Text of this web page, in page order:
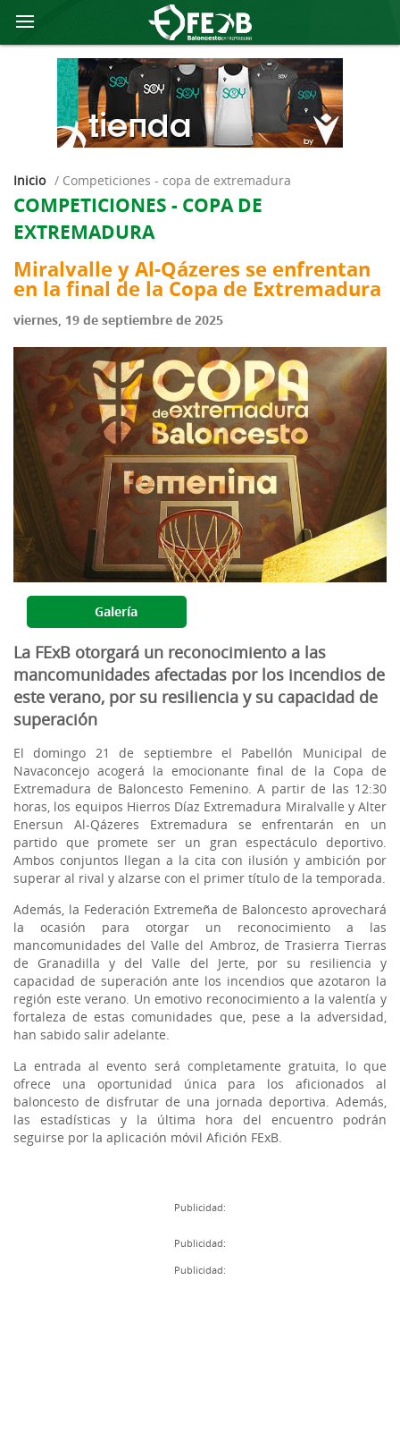
Inicio / competiciones - copa de extremadura
COMPETICIONES - COPA DE
EXTREMADURA
Miralvalle y Al-Qázeres se enfrentan
en la final de la Copa de Extremadura
viernes, 19 de septiembre de 2025
Galería
La FExB otorgará un reconocimiento a las
mancomunidades afectadas por los incendios de
este verano, por su resiliencia y su capacidad de
superación
El domingo 21 de septiembre el Pabellón Municipal de
Navaconcejo acogerá la emocionante final de la Copa de
Extremadura de Baloncesto Femenino. A partir de las 12:30
horas, los equipos Hierros Díaz Extremadura Miralvalle y Alter
Enersun Al-Qázeres Extremadura se enfrentarán en un
partido que promete ser un gran espectáculo deportivo.
Ambos conjuntos llegan a la cita con ilusión y ambición por
superar al rival y alzarse con el primer título de la temporada.
Además, la Federación Extremeña de Baloncesto aprovechará
la ocasión para otorgar un reconocimiento a las
mancomunidades del Valle del Ambroz, de Trasierra Tierras
de Granadilla y del Valle del Jerte, por su resiliencia y
capacidad de superación ante los incendios que azotaron la
región este verano. Un emotivo reconocimiento a la valentía y
fortaleza de estas comunidades que, pese a la adversidad,
han sabido salir adelante.
La entrada al evento será completamente gratuita, lo que
ofrece una oportunidad única para los aficionados al
baloncesto de disfrutar de una jornada deportiva. Además,
las estadísticas y la última hora del encuentro podrán
seguirse por la aplicación móvil Afición FExB.
Publicidad:
Publicidad:
Publicidad: